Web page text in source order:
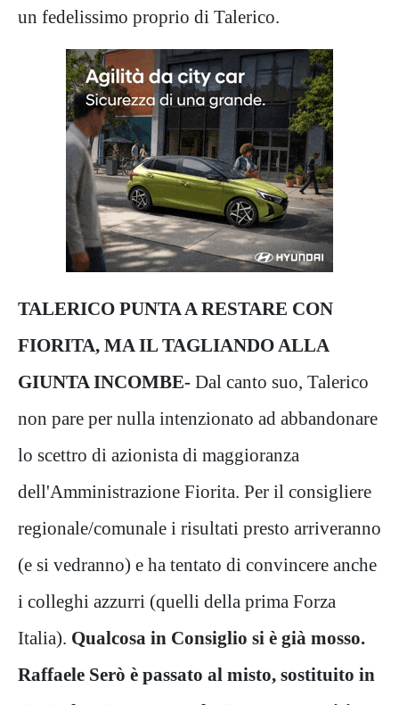
un fedelissimo proprio di Talerico.
TALERICO PUNTA A RESTARE CON
FIORITA, MA IL TAGLIANDO ALLA
GIUNTA INCOMBE- Dal canto suo, Talerico
non pare per nulla intenzionato ad abbandonare
lo scettro di azionista di maggioranza
dell'Amministrazione Fiorita. Per il consigliere
regionale/comunale i risultati presto arriveranno
(e si vedranno) e ha tentato di convincere anche
i colleghi azzurri (quelli della prima Forza
Italia). Qualcosa in Consiglio si è già mosso.
Raffaele Serò è passato al misto, sostituito in